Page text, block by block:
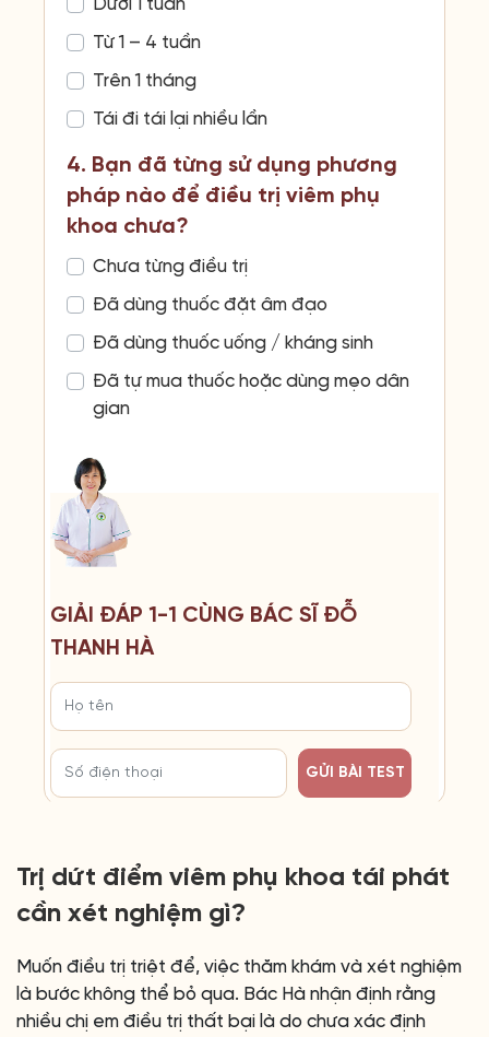
Dưới 1 tuần
Từ 1 – 4 tuần
Trên 1 tháng
Tái đi tái lại nhiều lần
4. Bạn đã từng sử dụng phương
pháp nào để điều trị viêm phụ
khoa chưa?
Chưa từng điều trị
Đã dùng thuốc đặt âm đạo
Đã dùng thuốc uống / kháng sinh
Đã tự mua thuốc hoặc dùng mẹo dân
gian
GIẢI ĐÁP 1-1 CÙNG BÁC SĨ ĐỖ
THANH HÀ
GỬI BÀI TEST
Trị dứt điểm viêm phụ khoa tái phát
cần xét nghiệm gì?
Muốn điều trị triệt để, việc thăm khám và xét nghiệm
là bước không thể bỏ qua. Bác Hà nhận định rằng
nhiều chị em điều trị thất bại là do chưa xác định